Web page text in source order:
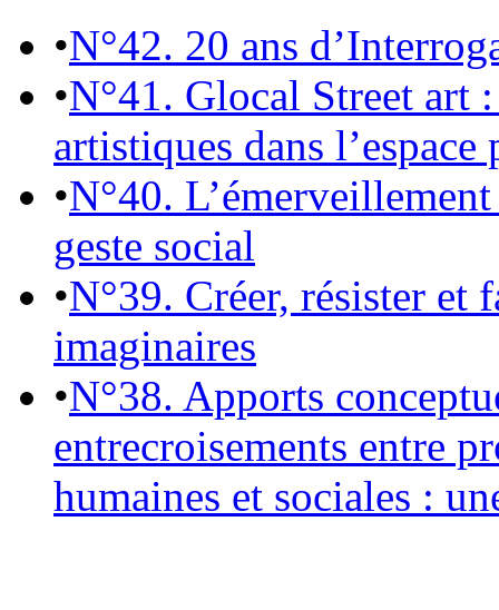
•N°42. 20 ans
•N°41. Glocal Street art
artistiques dans l’espace
•N°40.
geste social
•N°39. Créer, résister et
imaginaires
•N°38. Apports
entrecroisements entre
humaines et sociales :